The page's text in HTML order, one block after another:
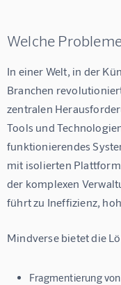
Welche
In einer Welt, in der
Branchen
zentralen
Tools und
funktionierendes
mit isolierten
der komplexen
führt zu Ineffizienz,
Mindverse bietet die
Fragmentierung